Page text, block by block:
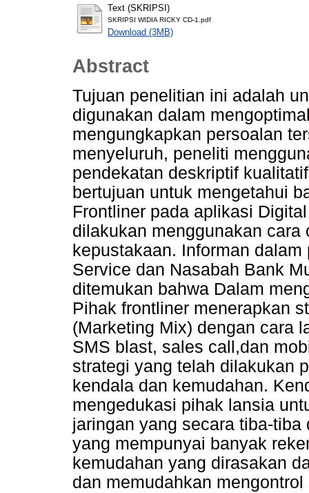
Text (SKRIPSI)
SKRIPSI WIDIA RICKY CD-1.pdf
Download (3MB)
Abstract
Tujuan penelitian ini adalah
digunakan dalam
mengungkapkan persoalan
menyeluruh, peneliti
pendekatan deskriptif
bertujuan untuk mengetahui
Frontliner pada aplikasi
dilakukan menggunakan
kepustakaan. Informan
Service dan Nasabah Bank
ditemukan bahwa Dalam
Pihak frontliner menerapkan
(Marketing Mix) dengan cara
SMS blast, sales call,dan
strategi yang telah dilakukan
kendala dan kemudahan.
mengedukasi pihak lansia
jaringan yang secara tiba-
yang mempunyai banyak
kemudahan yang dirasakan
dan memudahkan